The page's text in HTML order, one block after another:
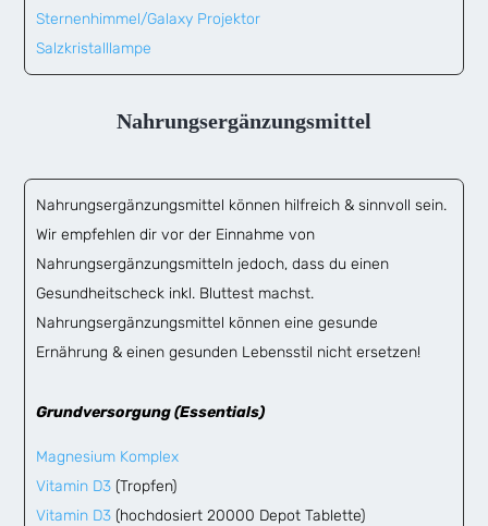
Sternenhimmel/Galaxy Projektor
Salzkristalllampe
Nahrungsergänzungsmittel
Nahrungsergänzungsmittel können hilfreich & sinnvoll sein.
Wir empfehlen dir vor der Einnahme von
Nahrungsergänzungsmitteln jedoch, dass du einen
Gesundheitscheck inkl. Bluttest machst.
Nahrungsergänzungsmittel können eine gesunde
Ernährung & einen gesunden Lebensstil nicht ersetzen!
Grundversorgung (Essentials)
Magnesium Komplex
Vitamin D3 (Tropfen)
Vitamin D3 (hochdosiert 20000 Depot Tablette)